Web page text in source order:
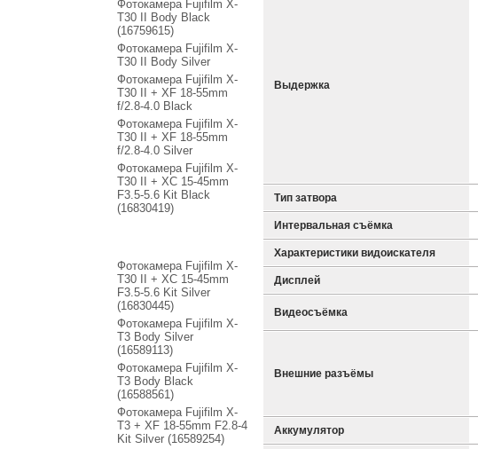
Выдержка
Тип затвора
Интервальная съёмка
Характеристики видоискателя
Дисплей
Видеосъёмка
Внешние разъёмы
Аккумулятор
Фотокамера Fujifilm X-
T30 II Body Black
(16759615)
Фотокамера Fujifilm X-
T30 II Body Silver
Фотокамера Fujifilm X-
T30 II + XF 18-55mm
f/2.8-4.0 Black
Фотокамера Fujifilm X-
T30 II + XF 18-55mm
f/2.8-4.0 Silver
Фотокамера Fujifilm X-
T30 II + XC 15-45mm
F3.5-5.6 Kit Black
(16830419)
Фотокамера Fujifilm X-
T30 II + XC 15-45mm
F3.5-5.6 Kit Silver
(16830445)
Фотокамера Fujifilm X-
T3 Body Silver
(16589113)
Фотокамера Fujifilm X-
T3 Body Black
(16588561)
Фотокамера Fujifilm X-
T3 + XF 18-55mm F2.8-4
Kit Silver (16589254)